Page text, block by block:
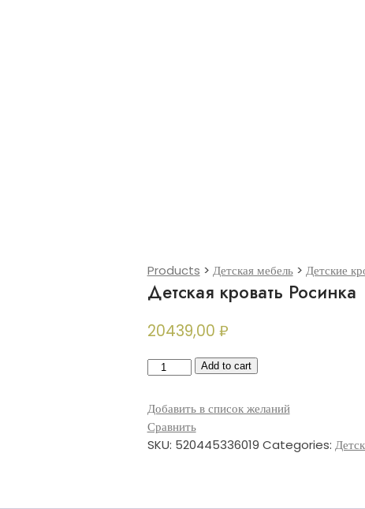
Products > Детская мебель> Детские
Детская кровать Росинка
20439,00 ₽
Детская
Росинка
quantity
Add to cart
Добавить в список желаний
Сравнить
SKU: 520445336019 Categories: